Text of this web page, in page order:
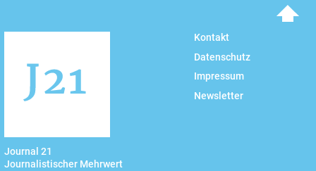
Journal 21
Journalistischer Mehrwert
Kontakt
Datenschutz
Impressum
Newsletter